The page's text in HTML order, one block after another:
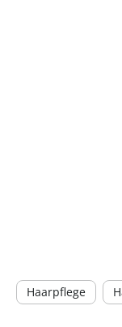
Haarpflege